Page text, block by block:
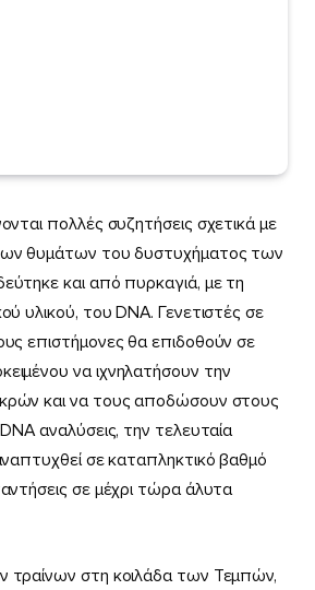
πολλές συζητήσεις σχετικά με
θυμάτων του δυστυχήματος των
και από πυρκαγιά, με τη
υλικού, του DNA. Γενετιστές σε
επιστήμονες θα επιδοθούν σε
να ιχνηλατήσουν την
και να τους αποδώσουν στους
αναλύσεις, την τελευταία
σε καταπληκτικό βαθμό
σε μέχρι τώρα άλυτα
τραίνων στη κοιλάδα των Τεμπών,